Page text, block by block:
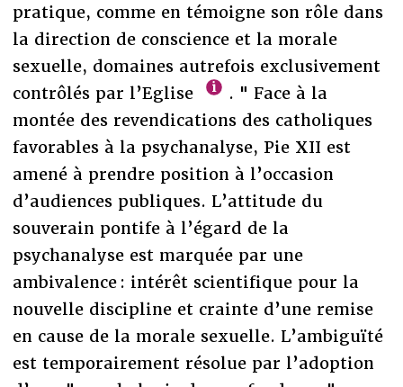
pratique, comme en témoigne son rôle dans
la direction de conscience et la morale
sexuelle, domaines autrefois exclusivement
contrôlés par l’Eglise
. " Face à la
montée des revendications des catholiques
favorables à la psychanalyse, Pie XII est
amené à prendre position à l’occasion
d’audiences publiques. L’attitude du
souverain pontife à l’égard de la
psychanalyse est marquée par une
ambivalence : intérêt scientifique pour la
nouvelle discipline et crainte d’une remise
en cause de la morale sexuelle. L’ambiguïté
est temporairement résolue par l’adoption